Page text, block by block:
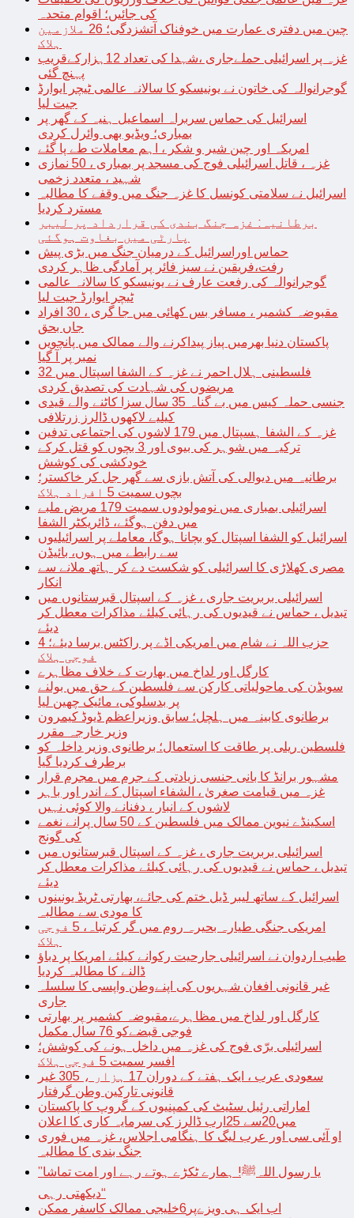
کی جائیں؛ اقوام متحدہ
چین میں دفتری عمارت میں خوفناک آتشزدگی؛ 26 ملازمین
ہلاک
غزہ پر اسرائیلی حملےجاری ،شہدا کی تعداد 12ہزارکےقریب
پہنچ گئی
گوجرانوالہ کی خاتون نے یونیسکو کا سالانہ عالمی ٹیچر ایوارڈ
جیت لیا
اسرائیل کی حماس سربراہ اسماعیل ہنیہ کے گھر پر
بمباری؛ ویڈیو بھی وائرل کردی
امریکہ اور چین شیر و شکر ، اہم معاملات طے پا گئے
غزہ ، قاتل اسرائیلی فوج کی مسجد پر بمباری ، 50 نمازی
شہید ، متعدد زخمی
اسرائیل نے سلامتی کونسل کا غزہ جنگ میں وقفے کا مطالبہ
مسترد کردیا
برطانیہ: غزہ جنگ بندی کی قرارداد پر لیبر
پارٹی میں بغاوت ہوگئی
حماس اوراسرائیل کے درمیان جنگ میں بڑی پیش
رفت،فریقین نے سیز فائر پر آمادگی ظاہر کردی
گوجرانوالہ کی رفعت عارف نے یونیسکو کا سالانہ عالمی
ٹیچر ایوارڈ جیت لیا
مقبوضہ کشمیر ، مسافر بس کھائی میں جا گری ، 30 افراد
جاں بحق
پاکستان دنیا بھرمیں پیاز پیداکرنے والے ممالک میں پانچویں
نمبر پر آ گیا
فلسطینی ہلال احمر نے غزہ کے الشفا اسپتال میں 32
مریضوں کی شہادت کی تصدیق کردی
جنسی حملہ کیس میں بے گناہ 35 سال سزا کاٹنے والے قیدی
کیلیے لاکھوں ڈالرز زرتلافی
غزہ کے الشفا ہسپتال میں 179 لاشوں کی اجتماعی تدفین
ترکیہ میں شوہر کی بیوی اور 3 بچوں کو قتل کرکے
خودکشی کی کوشش
برطانیہ میں دیوالی کی آتش بازی سے گھر جل کر خاکستر؛
بچوں سمیت 5 افراد ہلاک
اسرائیلی بمباری میں نومولودوں سمیت 179 مریض ملبے
میں دفن ہوگئے، ڈائریکٹر الشفا
اسرائیل کو الشفا اسپتال کو بچانا ہوگا، معاملے پر اسرائیلیوں
سے رابطے میں ہوں، بائیڈن
مصری کھلاڑی کا اسرائیلی کو شکست دے کر ہاتھ ملانے سے
انکار
اسرائیلی بربریت جاری ، غزہ کے اسپتال قبرستانوں میں
تبدیل ، حماس نے قیدیوں کی رہائی کیلئے مذاکرات معطل کر
دیئے
حزب اللہ نے شام میں امریکی اڈے پر راکٹس برسا دیئے؛ 4
فوجی ہلاک
کارگل اور لداخ میں بھارت کے خلاف مظاہرے
سویڈن کی ماحولیاتی کارکن سے فلسطین کے حق میں بولنے
پر بدسلوکی، مائیک چھین لیا
برطانوی کابینہ میں ہلچل؛ سابق وزیراعظم ڈیوڈ کیمرون
وزیر خارجہ مقرر
فلسطین ریلی پر طاقت کا استعمال؛ برطانوی وزیر داخلہ کو
برطرف کردیا گیا
مشہور برانڈ کا بانی جنسی زیادتی کے جرم میں مجرم قرار
غزہ میں قیامت صغریٰ ، الشفاء اسپتال کے اندر اور باہر
لاشوں کے انبار ، دفنانے والا کوئی نہیں
اسکینڈے نیوین ممالک میں فلسطین کے 50 سال پرانے نغمے
کی گونج
اسرائیلی بربریت جاری ، غزہ کے اسپتال قبرستانوں میں
تبدیل ، حماس نے قیدیوں کی رہائی کیلئے مذاکرات معطل کر
دیئے
اسرائیل کے ساتھ لیبر ڈیل ختم کی جائے، بھارتی ٹریڈ یونینوں
کا مودی سے مطالبہ
امریکی جنگی طیارہ بحیرہ روم میں گر کرتباہ، 5 فوجی
ہلاک
طیب اردوان نے اسرائیلی جارحیت رکوانے کیلئے امریکا پر دباؤ
ڈالنے کا مطالبہ کردیا
غیر قانونی افغان شہریوں کی اپنےوطن واپسی کا سلسلہ
جاری
کارگل اور لداخ میں مظاہرے،مقبوضہ کشمیر پر بھارتی
فوجی قبضےکو 76 سال مکمل
اسرائیلی برّی فوج کی غزہ میں داخل ہونے کی کوشش؛
افسر سمیت 5 فوجی ہلاک
سعودی عرب ، ایک ہفتے کے دوران 17 ہزار ، 305 غیر
قانونی تارکین وطن گرفتار
اماراتی رئیل سٹیٹ کی کمپنیوں کے گروپ کا پاکستان
میں20سے 25ارب ڈالرز کی سرمایہ کاری کا اعلان
او آئی سی اور عرب لیگ کا ہنگامی اجلاس، غزہ میں فوری
جنگ بندی کا مطالبہ
’’یا رسول اللہﷺ! ہمارے ٹکڑے ہوتے رہے اور امت تماشا
دیکھتی رہی‘‘
اب ایک ہی ویزےپر6خلیجی ممالک کاسفر ممکن